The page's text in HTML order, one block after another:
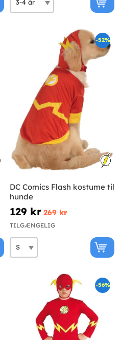
-52%
DC Comics Flash kostume til
hunde
129 kr 269 kr
TILGÆNGELIG
-56%